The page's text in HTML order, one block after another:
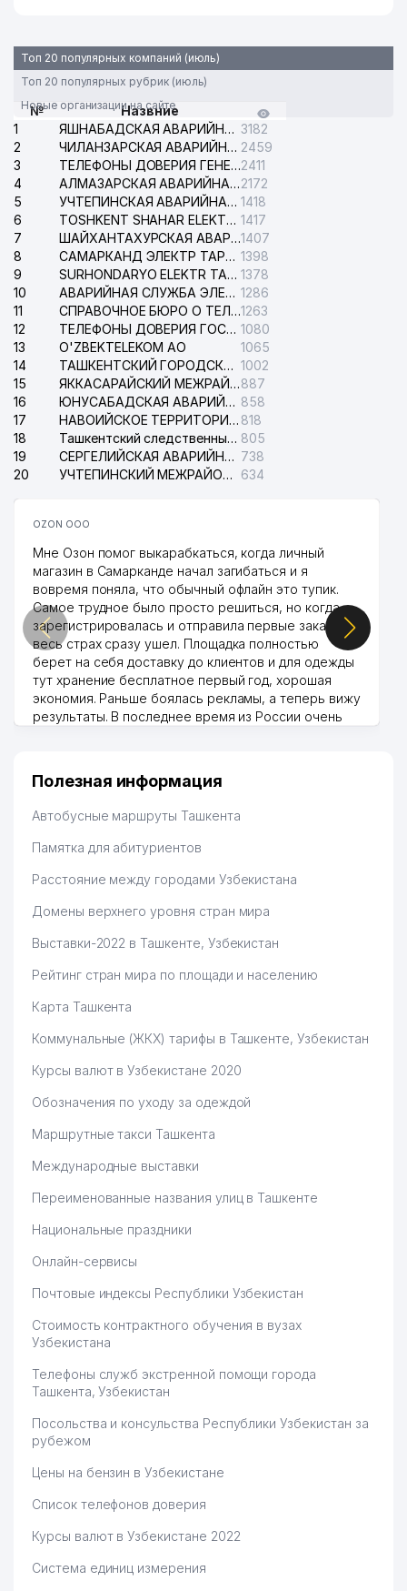
Топ 20 популярных компаний (июль)
Топ 20 популярных рубрик (июль)
Новые организации на сайте
№
Назвние
1
ЯШНАБАДСКАЯ АВАРИЙНАЯ СЛУЖБА ЭЛЕКТРОСЕТИ 3182
2
ЧИЛАНЗАРСКАЯ АВАРИЙНАЯ СЛУЖБА ЭЛЕКТРОСЕТИ 2459
3
ТЕЛЕФОНЫ ДОВЕРИЯ ГЕНЕРАЛЬНОЙ ПРОКУРАТУРЫ РЕСПУБЛИКИ УЗБЕКИСТАН2411
4
АЛМАЗАРСКАЯ АВАРИЙНАЯ СЛУЖБА ЭЛЕКТРОСЕТИ2172
5
УЧТЕПИНСКАЯ АВАРИЙНАЯ СЛУЖБА ЭЛЕКТРОСЕТИ 1418
6
TOSHKENT SHAHAR ELEKTR TARMOQLARI KORXONASI АО 1417
7
ШАЙХАНТАХУРСКАЯ АВАРИЙНАЯ СЛУЖБА ЭЛЕКТРОСЕТИ1407
8
САМАРКАНД ЭЛЕКТР ТАРМОКЛАРИ АО 1398
9
SURHONDARYO ELEKTR TARMOKLARI АО 1378
10
АВАРИЙНАЯ СЛУЖБА ЭЛЕКТРОСЕТИ ТАШКЕНТСКОГО РАЙОНА 1286
11
СПРАВОЧНОЕ БЮРО О ТЕЛЕФОНАХ ОРГАНИЗАЦИЙ г. ТАШКЕНТА1263
12
ТЕЛЕФОНЫ ДОВЕРИЯ ГОСУДАРСТВЕННОГО ЦЕНТРА ТЕСТИРОВАНИЯ 1080
13
O'ZBEKTELEKOM АО
1065
14
ТАШКЕНТСКИЙ ГОРОДСКОЙ СУД ПО ГРАЖДАНСКИМ ДЕЛАМ 1002
15
ЯККАСАРАЙСКИЙ МЕЖРАЙОННЫЙ СУД ПО ГРАЖДАНСКИМ ДЕЛАМ887
16
ЮНУСАБАДСКАЯ АВАРИЙНАЯ СЛУЖБА ЭЛЕКТРОСЕТИ 858
17
НАВОИЙСКОЕ ТЕРРИТОРИАЛЬНОЕ ПРЕДПРИЯТИЕ ЭЛЕКТРОСЕТИ АО 818
18
Ташкентский следственный изолятор 805
19
СЕРГЕЛИЙСКАЯ АВАРИЙНАЯ СЛУЖБА ЭЛЕКТРОСЕТИ 738
20
УЧТЕПИНСКИЙ МЕЖРАЙОННЫЙ СУД ПО ГРАЖДАНСКИМ ДЕЛАМ 634
OZON ООО
Мне Озон помог выкарабкаться, когда личный
магазин в Самарканде начал загибаться и я
вовремя поняла, что обычный офлайн это тупик.
Самое трудное было просто решиться, но когда
зарегистрировалась и отправила первые заказы,
весь страх сразу ушел. Площадка полностью
берет на себя доставку до клиентов и для одежды
тут хранение бесплатное первый год, хорошая
экономия. Раньше боялась рекламы, а теперь вижу
результаты. В последнее время из России очень
Hamida 03.08.2026 12:45:39
Полезная информация
Автобусные маршруты Ташкента
Памятка для абитуриентов
Расстояние между городами Узбекистана
Домены верхнего уровня стран мира
Выставки-2022 в Ташкенте, Узбекистан
Рейтинг стран мира по площади и населению
Карта Ташкента
Коммунальные (ЖКХ) тарифы в Ташкенте, Узбекистан
Курсы валют в Узбекистане 2020
Обозначения по уходу за одеждой
Маршрутные такси Ташкента
Международные выставки
Переименованные названия улиц в Ташкенте
Национальные праздники
Онлайн-сервисы
Почтовые индексы Республики Узбекистан
Стоимость контрактного обучения в вузах
Узбекистана
Телефоны служб экстренной помощи города
Ташкента, Узбекистан
Посольства и консульства Республики Узбекистан за
рубежом
Цены на бензин в Узбекистане
Список телефонов доверия
Курсы валют в Узбекистане 2022
Система единиц измерения